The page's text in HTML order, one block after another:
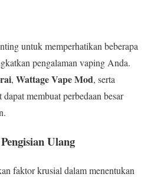
untuk memperhatikan beberapa
pengalaman vaping Anda.
, Wattage Vape Mod, serta
membuat perbedaan besar
Ulang
faktor krusial dalam menentukan